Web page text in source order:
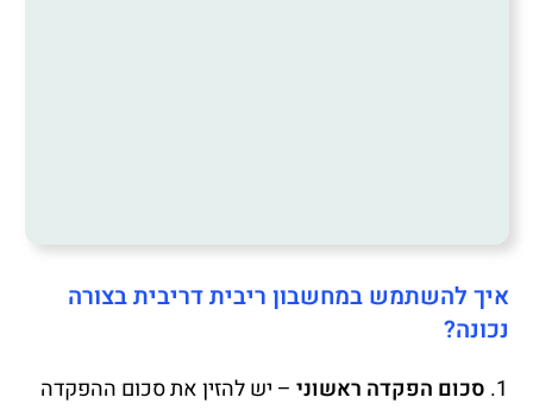
איך להשתמש במחשבון ריבית דריבית בצורה
נכונה?
סכום הפקדה ראשוני – יש להזין את סכום ההפקדה